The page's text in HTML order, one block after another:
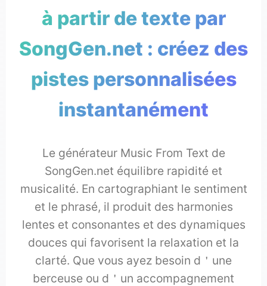
à partir de texte par
SongGen.net : créez des
pistes personnalisées
instantanément
Le générateur Music From Text de
SongGen.net équilibre rapidité et
musicalité. En cartographiant le sentiment
et le phrasé, il produit des harmonies
lentes et consonantes et des dynamiques
douces qui favorisent la relaxation et la
clarté. Que vous ayez besoin d＇une
berceuse ou d＇un accompagnement